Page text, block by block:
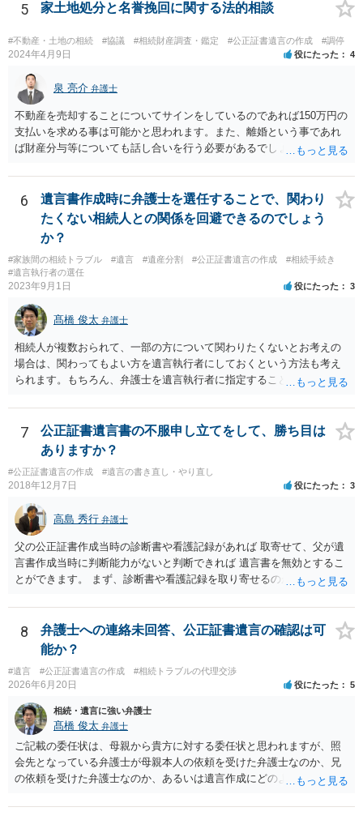
5 家土地処分と名誉挽回に関する法的相談
#不動産・土地の相続 #協議 #相続財産調査・鑑定 #公正証書遺言の作成 #調停
2024年4月9日 役にたった 4
泉 亮介 弁護士
不動産を売却することについてサインをしているのであれば150万円の
支払いを求める事は可能かと思われます。また、離婚という事であれ
ば財産分与等についても話し合いを行う必要があるでしょう。 細かい
士事務所へご相談されると良いでしょう。
6
遺言書作成時に弁護士を選任することで、関わり
たくない相続人との関係を回避できるのでしょう
か？
#家族間の相続トラブル #遺言 #遺産分割 #公正証書遺言の作成
#相続手続き
#遺言執行者の選任
2023年9月1日 役にたった 3
髙橋 俊太 弁護士
相続人が複数おられて、一部の方について関わりたくないとお考えの
場合は、関わってもよい方を遺言執行者にしておくという方法も考え
られます。もちろん、弁護士を遺言執行者に指定することもできます
方に再委任の権限を付与しておくという方法もあります。 一度、弁護
士に直接ご相談されることをお勧めいたします。
7
公正証書遺言書の不服申し立てをして、勝ち目は
ありますか？
#公正証書遺言の作成 #遺言の書き直し・やり直し
2018年12月7日 役にたった 3
高島 秀行 弁護士
父の公正証書作成当時の診断書や看護記録があれば 取寄せて、父が遺
言書作成当時に判断能力がないと判断できれば 遺言書を無効とするこ
とができます。 まず、診断書や看護記録を取り寄せるのが重要となり
いと思います。
8
弁護士への連絡未回答、公正証書遺言の確認は可
能か？
#遺言 #公正証書遺言の作成 #相続トラブルの代理交渉
2026年6月20日 役にたった 5
相続・遺言に強い弁護士
髙橋 俊太 弁護士
ご記載の委任状は、母親から貴方に対する委任状と思われますが、照
会先となっている弁護士が母親本人の依頼を受けた弁護士なのか、兄
の依頼を受けた弁護士なのか、あるいは遺言作成にどのような立場で
と思われます。 仮に、その弁護士が母親本人から依頼を受けているの